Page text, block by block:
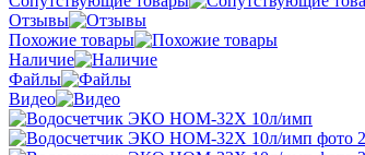
Отзывы
Похожие товары
Наличие
Файлы
Видео